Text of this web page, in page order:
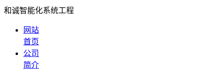
和诚智能化系统工程
网站
首页
公司
简介